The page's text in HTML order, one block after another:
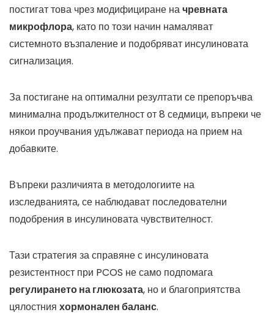
постигат това чрез модифициране начревната
микрофлора, като по този начин намаляват
системното възпаление и подобряват инсулиновата
сигнализация.
За постигане на оптимални резултати се препоръчва
минимална продължителност от 8 седмици, въпреки че
някои проучвания удължават периода на прием на
добавките.
Въпреки различията в методологиите на
изследванията, се наблюдават последователни
подобрения в инсулиновата чувствителност.
Тази стратегия за справяне с инсулиновата
резистентност при PCOS не само подпомага
регулирането на глюкозата, но и благоприятства
цялостния хормонален баланс.